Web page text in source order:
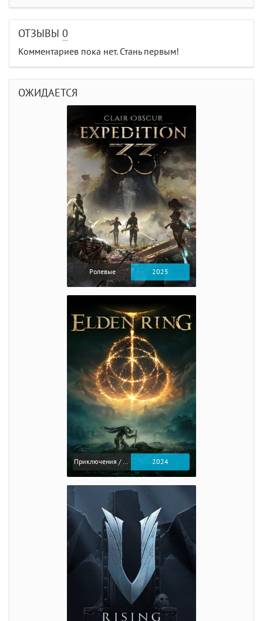
ОТЗЫВЫ 0
Комментариев пока нет. Стань первым!
ОЖИДАЕТСЯ
Ролевые 2025
2024